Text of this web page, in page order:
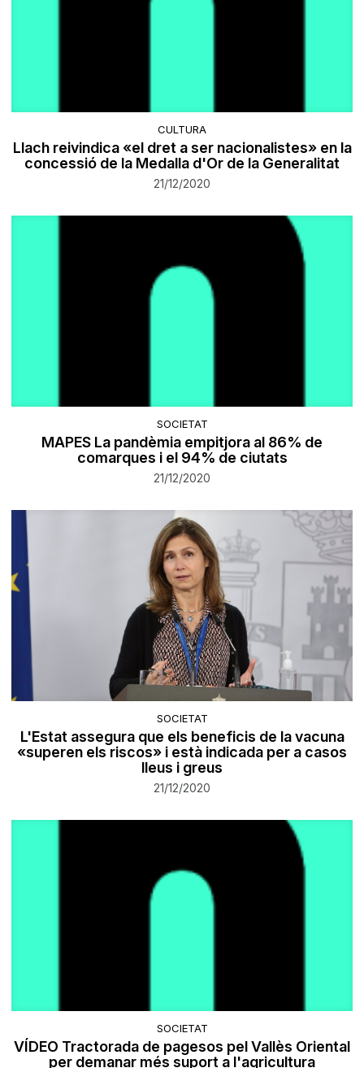
CULTURA
Llach reivindica «el dret a ser nacionalistes» en la
concessió de la Medalla d'Or de la Generalitat
21/12/2020
SOCIETAT
MAPES La pandèmia empitjora al 86% de
comarques i el 94% de ciutats
21/12/2020
SOCIETAT
L'Estat assegura que els beneficis de la vacuna
«superen els riscos» i està indicada per a casos
lleus i greus
21/12/2020
SOCIETAT
VÍDEO Tractorada de pagesos pel Vallès Oriental
per demanar més suport a l'agricultura